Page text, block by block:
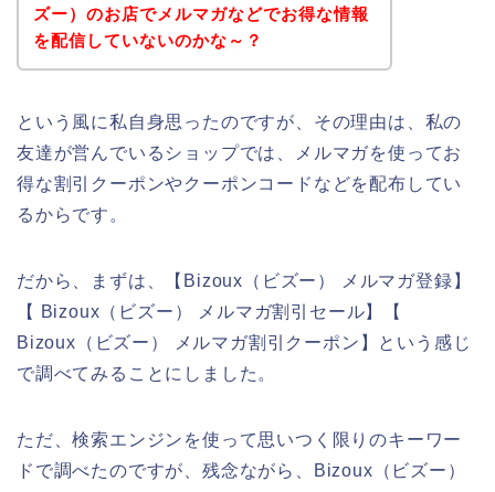
ズー）のお店でメルマガなどでお得な情報
を配信していないのかな～？
という風に私自身思ったのですが、その理由は、私の
友達が営んでいるショップでは、メルマガを使ってお
得な割引クーポンやクーポンコードなどを配布してい
るからです。
だから、まずは、【Bizoux（ビズー） メルマガ登録】
【 Bizoux（ビズー） メルマガ割引セール】【
Bizoux（ビズー） メルマガ割引クーポン】という感じ
で調べてみることにしました。
ただ、検索エンジンを使って思いつく限りのキーワー
ドで調べたのですが、残念ながら、Bizoux（ビズー）